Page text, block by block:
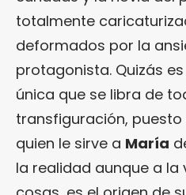
totalmente
deformados por la
protagonista. Quizás
única que se libra de
transfiguración,
quien le sirve a María
la realidad aunque a la